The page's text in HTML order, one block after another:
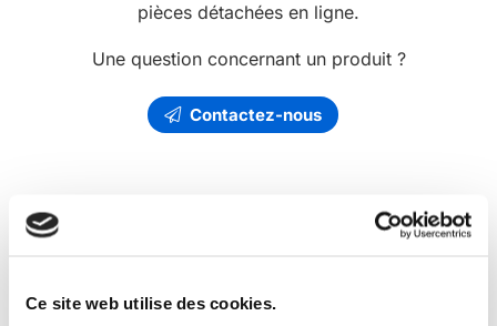
Ce site web utilise des cookies.
pièces détachées en ligne.
Une question concernant un produit ?
Contactez-nous
Les Dirt Bike France